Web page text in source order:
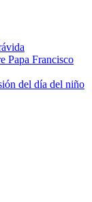
Papa Francisco
del día del niño